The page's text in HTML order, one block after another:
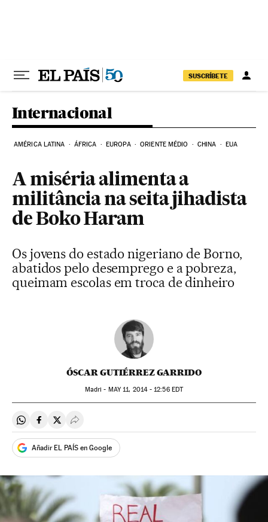
SUSCRÍBETE
Internacional
AMÉRICA LATINA ÁFRICA EUROPA ORIENTE MÉDIO CHINA EUA
A miséria alimenta a
militância na seita jihadista
de Boko Haram
Os jovens do estado nigeriano de Borno,
abatidos pelo desemprego e a pobreza,
queimam escolas em troca de dinheiro
ÓSCAR GUTIÉRREZ GARRIDO
Madri - MAY11, 2014 - 12:56EDT
Compartir en Whatsapp
Compartir en Facebook
Compartir en Twitter
Desplegar Redes Sociales
Añadir EL PAÍS en Google